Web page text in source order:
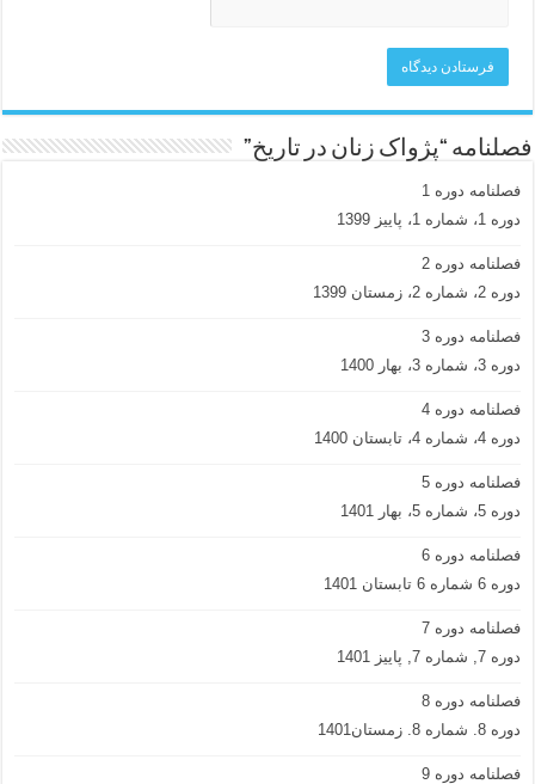
فصلنامه “پژواک زنان در تاریخ”
فصلنامه دوره 1
دوره 1، شماره 1، پاییز 1399
فصلنامه دوره 2
دوره 2، شماره 2، زمستان 1399
فصلنامه دوره 3
دوره 3، شماره 3، بهار 1400
فصلنامه دوره 4
دوره 4، شماره 4، تابستان 1400
فصلنامه دوره 5
دوره 5، شماره 5، بهار 1401
فصلنامه دوره 6
دوره 6 شماره 6 تابستان 1401
فصلنامه دوره 7
دوره 7, شماره 7, پاییز 1401
فصلنامه دوره 8
دوره 8. شماره 8. زمستان1401
فصلنامه دوره 9